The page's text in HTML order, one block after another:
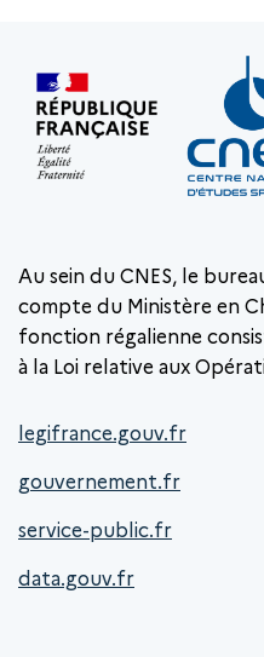
Au sein du CNES, le
compte du Ministère en
fonction régalienne
à la Loi relative aux
legifrance.gouv.fr
gouvernement.fr
service-public.fr
data.gouv.fr